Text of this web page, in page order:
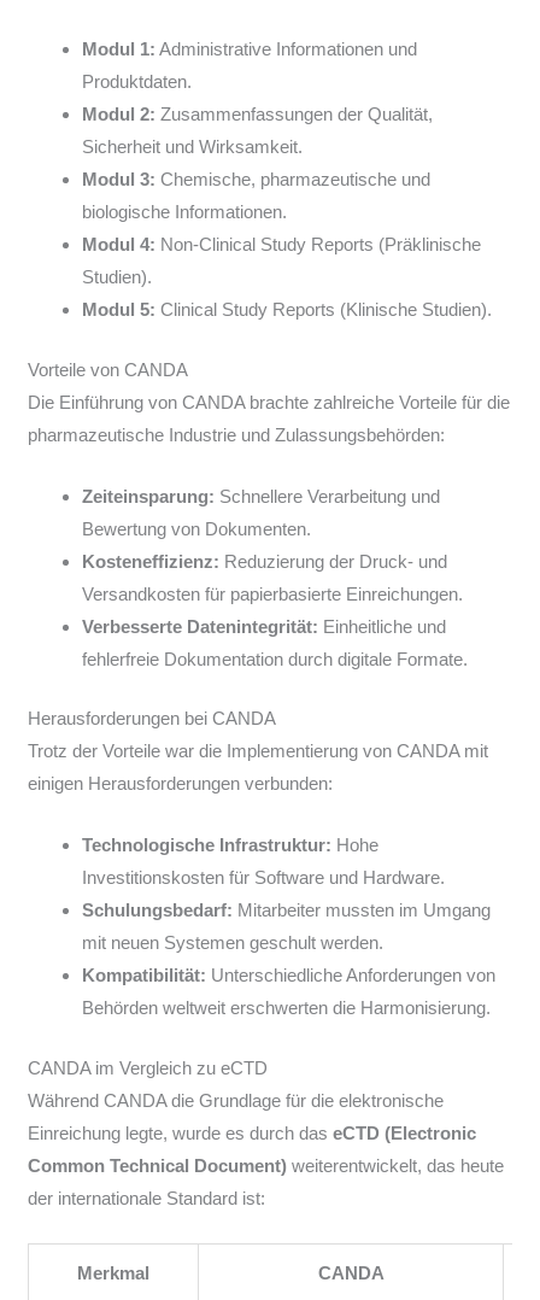
Modul 1: Administrative Informationen und
Produktdaten.
Modul 2: Zusammenfassungen der Qualität,
Sicherheit und Wirksamkeit.
Modul 3: Chemische, pharmazeutische und
biologische Informationen.
Modul 4: Non-Clinical Study Reports (Präklinische
Studien).
Modul 5: Clinical Study Reports (Klinische Studien).
Vorteile von CANDA
Die Einführung von CANDA brachte zahlreiche Vorteile für die
pharmazeutische Industrie und Zulassungsbehörden:
Zeiteinsparung: Schnellere Verarbeitung und
Bewertung von Dokumenten.
Kosteneffizienz: Reduzierung der Druck- und
Versandkosten für papierbasierte Einreichungen.
Verbesserte Datenintegrität: Einheitliche und
fehlerfreie Dokumentation durch digitale Formate.
Herausforderungen bei CANDA
Trotz der Vorteile war die Implementierung von CANDA mit
einigen Herausforderungen verbunden:
Technologische Infrastruktur: Hohe
Investitionskosten für Software und Hardware.
Schulungsbedarf: Mitarbeiter mussten im Umgang
mit neuen Systemen geschult werden.
Kompatibilität: Unterschiedliche Anforderungen von
Behörden weltweit erschwerten die Harmonisierung.
CANDA im Vergleich zu eCTD
Während CANDA die Grundlage für die elektronische
Einreichung legte, wurde es durch daseCTD (Electronic
Common Technical Document) weiterentwickelt, das heute
der internationale Standard ist:
Merkmal CANDA